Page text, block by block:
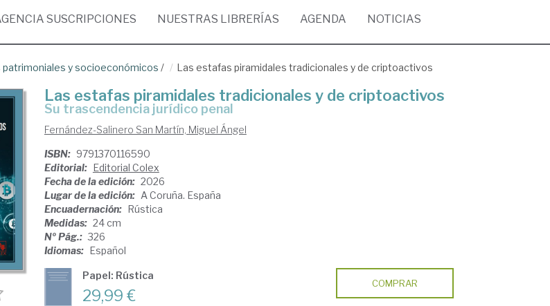
SUSCRIPCIONES NUESTRAS LIBRERÍAS AGENDA NOTICIAS
patrimoniales y socioeconómicos / Las estafas piramidales tradicionales y de criptoactivos
Las estafas piramidales tradicionales y de criptoactivos
su trascendencia jurídico penal
Fernández-Salinero San Martín, Miguel Ángel
ISBN: 9791370116590
Editorial: Editorial Colex
Fecha de la edición: 2026
Lugar de la edición: A Coruña. España
Encuadernación: Rústica
Medidas: 24 cm
Nº Pág.: 326
Idiomas: Español
Papel: Rústica
29,99 €
COMPRAR